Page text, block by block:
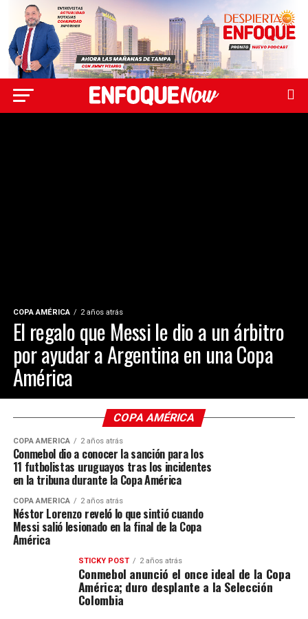
COPA AMÉRICA 2 años atrás
El regalo que Messi le dio a un árbitro
por ayudar a Argentina en una Copa
América
COPA AMÉRICA
COPA AMÉRICA 2 años atrás
Conmebol dio a conocer la sanción para los
11 futbolistas uruguayos tras los incidentes
en la tribuna durante la Copa América
COPA AMÉRICA 2 años atrás
Néstor Lorenzo reveló lo que sintió cuando
Messi salió lesionado en la final de la Copa
América
STICKY POST 2 años atrás
Conmebol anunció el once ideal de la Copa
América; duro desplante a la Selección
Colombia